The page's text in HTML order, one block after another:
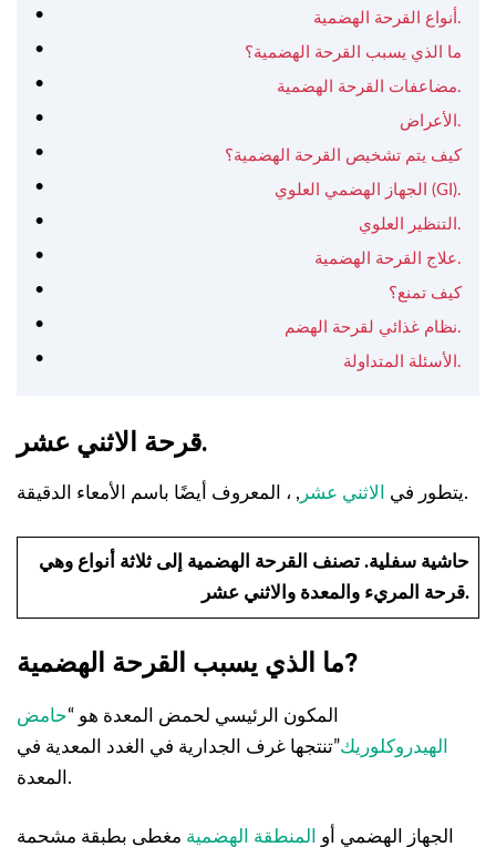
أنواع القرحة الهضمية.
ما الذي يسبب القرحة الهضمية؟
مضاعفات القرحة الهضمية.
الأعراض.
كيف يتم تشخيص القرحة الهضمية؟
الجهاز الهضمي العلوي (GI).
التنظير العلوي.
علاج القرحة الهضمية.
كيف تمنع؟
نظام غذائي لقرحة الهضم.
الأسئلة المتداولة.
قرحة الاثني عشر.
يتطور في الاثني عشر , ، المعروف أيضًا باسم الأمعاء الدقيقة.
حاشية سفلية.تصنف القرحة الهضمية إلى ثلاثة أنواع وهي
قرحة المريء والمعدة والاثني عشر.
ما الذي يسبب القرحة الهضمية?
المكون الرئيسي لحمض المعدة هو “حامض
الهيدروكلوريك”تنتجها غرف الجدارية في الغدد المعدية في
المعدة.
الجهاز الهضمي أو المنطقة الهضمية مغطى بطبقة مشحمة